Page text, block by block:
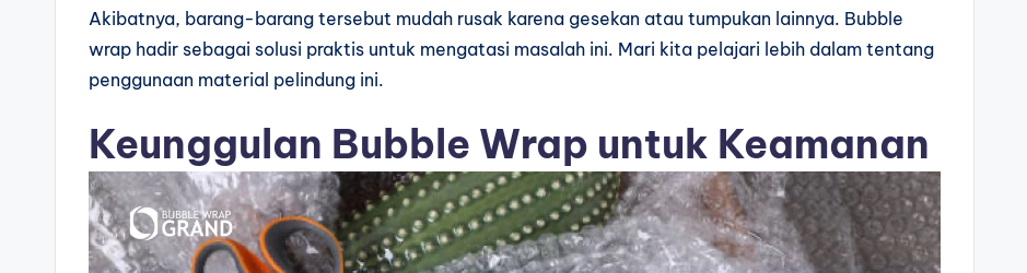
Akibatnya, barang-barang tersebut mudah rusak karena gesekan atau tumpukan lainnya. Bubble
wrap hadir sebagai solusi praktis untuk mengatasi masalah ini. Mari kita pelajari lebih dalam tentang
penggunaan material pelindung ini.
Keunggulan Bubble Wrap untuk Keamanan